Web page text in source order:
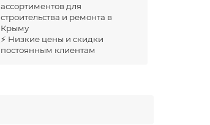
ассортиментов для
строительства и ремонта в
Крыму
⚡ Низкие цены и скидки
постоянным клиентам